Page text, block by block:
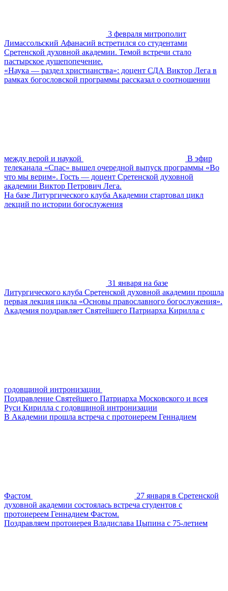
3 февраля митрополит
Лимассольский Афанасий встретился со студентами
Сретенской духовной академии. Темой встречи стало
пастырское душепопечение.
«Наука — раздел христианства»: доцент СДА Виктор Лега в
рамках богословской программы рассказал о соотношении
между верой и наукой
В эфир
телеканала «Спас» вышел очередной выпуск программы «Во
что мы верим». Гость — доцент Сретенской духовной
академии Виктор Петрович Лега.
На базе Литургического клуба Академии стартовал цикл
лекций по истории богослужения
31 января на базе
Литургического клуба Сретенской духовной академии прошла
первая лекция цикла «Основы православного богослужения».
Академия поздравляет Святейшего Патриарха Кирилла с
годовщиной интронизации
Поздравление Святейшего Патриарха Московского и всея
Руси Кирилла с годовщиной интронизации
В Академии прошла встреча с протоиереем Геннадием
Фастом
27 января в Сретенской
духовной академии состоялась встреча студентов с
протоиереем Геннадием Фастом.
Поздравляем протоиерея Владислава Цыпина с 75-летием